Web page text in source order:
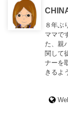
８年ぶ
ママで
た、親
関して
ナーを
きるよ